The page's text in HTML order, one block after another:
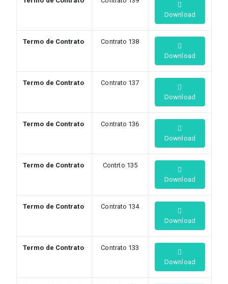
Download
Termo de Contrato
Contrato 138
Download
Termo de Contrato
Contrato 137
Download
Termo de Contrato
Contrato 136
Download
Termo de Contrato
Contrto 135
Download
Termo de Contrato
Contrato 134
Download
Termo de Contrato
Contrato 133
Download